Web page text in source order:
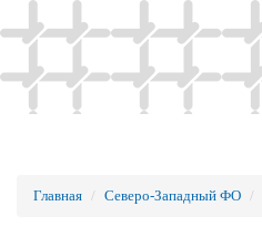
Главная Северо-Западный ФО